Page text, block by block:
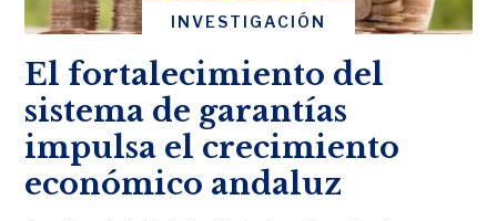
INVESTIGACIÓN
El fortalecimiento del
sistema de garantías
impulsa el crecimiento
económico andaluz